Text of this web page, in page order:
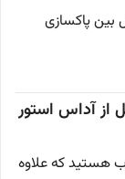
بین پاکسازی
هستید که علاوه